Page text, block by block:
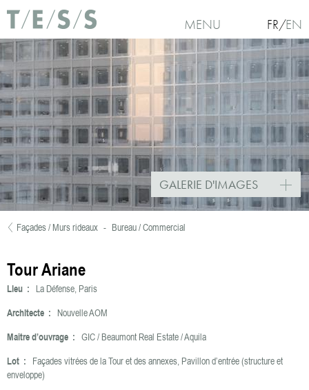
Aller au contenu principal
MENU FR EN
GALERIE D'IMAGES
Façades / Murs rideaux - Bureau / Commercial
Tour Ariane
Lieu : La Défense, Paris
Architecte : Nouvelle AOM
Maître d’ouvrage : GIC / Beaumont Real Estate / Aquila
Lot : Façades vitrées de la Tour et des annexes, Pavillon d’entrée (structure et
enveloppe)